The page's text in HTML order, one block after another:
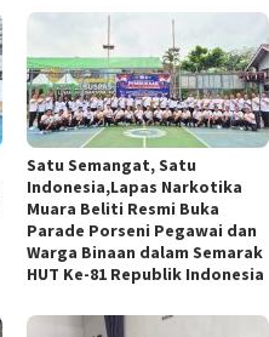
Satu Semangat, Satu
Indonesia,Lapas Narkotika
Muara Beliti Resmi Buka
Parade Porseni Pegawai dan
Warga Binaan dalam Semarak
HUT Ke-81 Republik Indonesia